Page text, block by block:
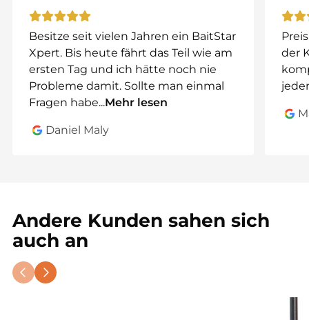
TF650
TF740
TF750
Hinweis:
Nicht kompatibel mit älteren Toslon-
Modellen mit AA-Batteriefach.
Warum diesen Akkusatz wählen?
einen ganzen Angeltag – Sie können sich stets auf
Ihr Toslon-Echolot verlassen.
Schnellladegerät und verbessern Sie Ihre
Angelsessions mit zuverlässiger und effizienter
Besitze seit vielen Jahren ein BaitStar
Xpert. Bis heute fährt das Teil wie am
ersten Tag und ich hätte noch nie
Probleme damit. Sollte man einmal
Fragen habe...Mehr lesen
Daniel Maly
der
Andere Kunden sahen sich
auch an